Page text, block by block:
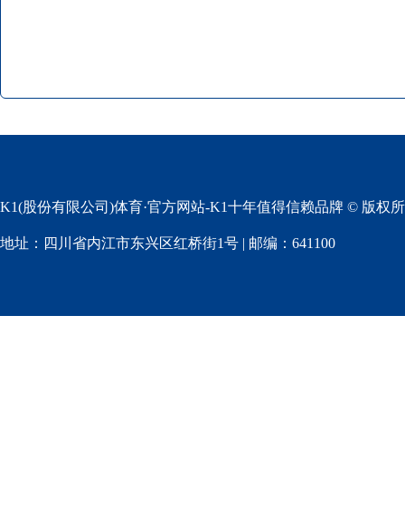
K1(股份有限公司)体育·官方网站-K1十年值得信赖品牌 © 版权
地址：四川省内江市东兴区红桥街1号 | 邮编：641100